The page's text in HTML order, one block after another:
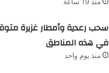
سحب رعدية وأمطار غزيرة
في هذه المناطق
منذ يوم واحد